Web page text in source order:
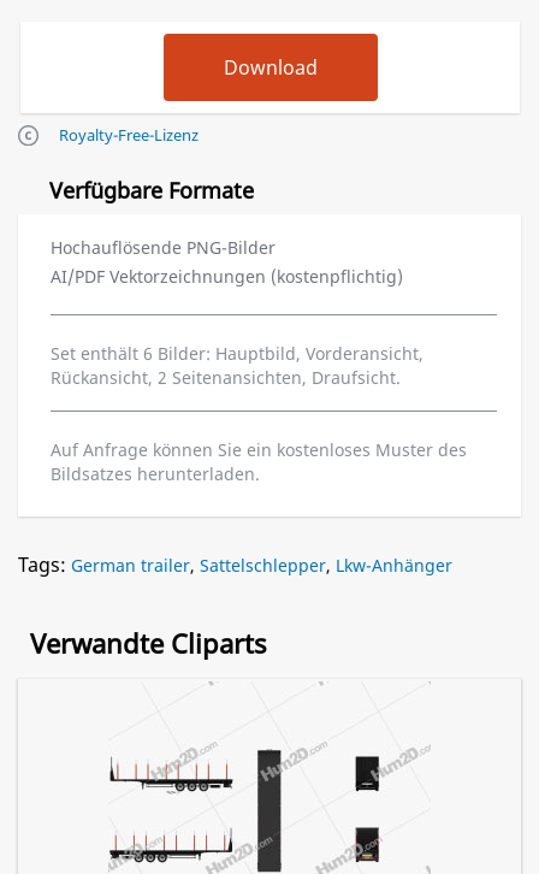
Royalty-Free-Lizenz
Verfügbare Formate
Hochauflösende PNG-Bilder
AI/PDF Vektorzeichnungen (kostenpflichtig)
Set enthält 6 Bilder: Hauptbild, Vorderansicht,
Rückansicht, 2 Seitenansichten, Draufsicht.
Auf Anfrage können Sie ein kostenloses Muster des
Bildsatzes herunterladen.
Tags: German trailer, Sattelschlepper, Lkw-Anhänger
Verwandte Cliparts